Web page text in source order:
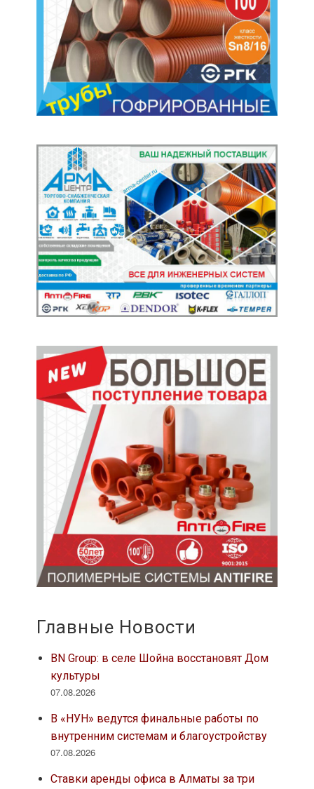
Главные Новости
BN Group: в селе Шойна восстановят Дом
культуры
07.08.2026
В «НУН» ведутся финальные работы по
внутренним системам и благоустройству
07.08.2026
Ставки аренды офиса в Алматы за три